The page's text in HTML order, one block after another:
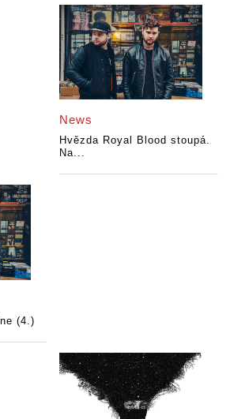
News
Hvězda Royal Blood stoupá.
Na...
(4.)